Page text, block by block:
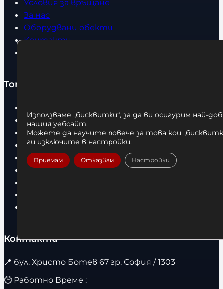
Условия за връщане
За нас
Оборудвани обекти
Контакти
Топ категории
Боксови чували
Боксови ръкавици
Дрехи
Детски дрехи
Суичъри
Контакти
📍 бул. Христо Ботев 67 гр. София / 1303
🕒 Работно Време :
Използваме „бисквитки“, за да ви осигурим най-
нашия уебсайт.
Можете да научите повече за това кои
ги изключите в настройки.
Приемам Отказвам Настройки